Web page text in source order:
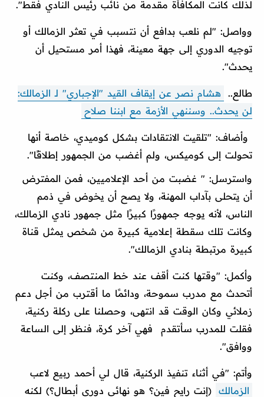
لذلك كانت المكافأة مقدمة من نائب رئيس النادي فقط".
وواصل: "لم نلعب بدافع أن نتسبب في تعثر الزمالك أو
توجيه الدوري إلى جهة معينة، فهذا أمر مستحيل أن
يحدث".
طالع..
هشام نصر عن إيقاف القيد "الإجباري" لـ الزمالك:
لن يحدث.. وسننهي الأزمة مع ابننا صلاح
وأضاف: "تلقيت الانتقادات بشكل كوميدي، خاصة أنها
تحولت إلى كوميكس، ولم أغضب من الجمهور إطلاقًا".
واسترسل: " غضبت من أحد الإعلاميين، فمن المفترض
أن يتحلى بآداب المهنة، ولا يصح أن يخوض في ذمم
الناس، لأنه يوجه جمهورًا كبيرًا مثل جمهور نادي الزمالك،
وكانت تلك سقطة إعلامية كبيرة من شخص يمثل قناة
كبيرة مرتبطة بنادي الزمالك".
وأكمل: "وقتها كنت أقف عند خط المنتصف، وكنت
أتحدث مع مدرب سموحة، ودائمًا ما أقترب من أجل دعم
زملائي وكان الوقت قد انتهى، وحصلنا على ركلة ركنية،
فقلت للمدرب سأتقدم فهي آخر كرة، فنظر إلى الساعة
ووافق".
وأتم: "في أثناء تنفيذ الركنية، قال لي أحمد ربيع لاعب
الزمالك (إنت رايح فين؟ هو نهائي دوري أبطال؟) لكنه